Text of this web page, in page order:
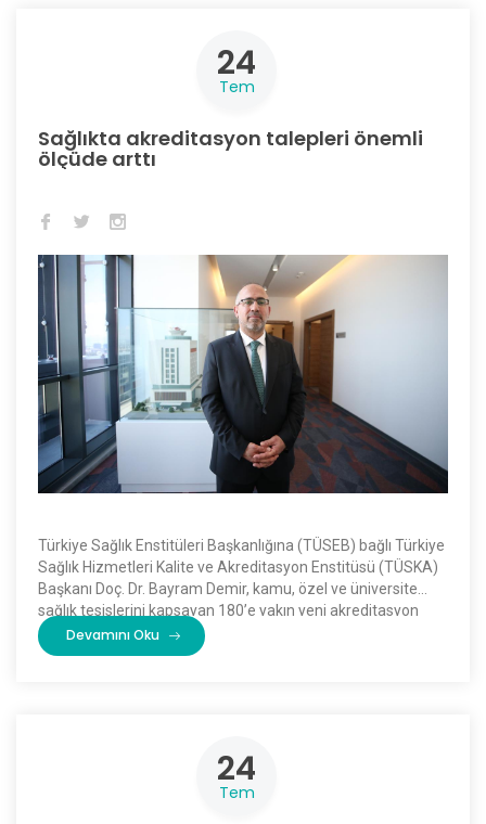
24
Tem
Sağlıkta akreditasyon talepleri önemli
ölçüde arttı
Türkiye Sağlık Enstitüleri Başkanlığına (TÜSEB) bağlı Türkiye
Sağlık Hizmetleri Kalite ve Akreditasyon Enstitüsü (TÜSKA)
Başkanı Doç. Dr. Bayram Demir, kamu, özel ve üniversite
sağlık tesislerini kapsayan 180’e yakın yeni akreditasyon
başvurusunun bulunduğunu söyledi. […]
Devamını Oku
24
Tem